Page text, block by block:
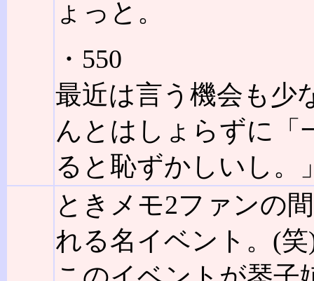
ょっと。
・550
最近は言う機会も少
んとはしょらずに「
ると恥ずかしいし。
ときメモ2ファンの
れる名イベント。(笑